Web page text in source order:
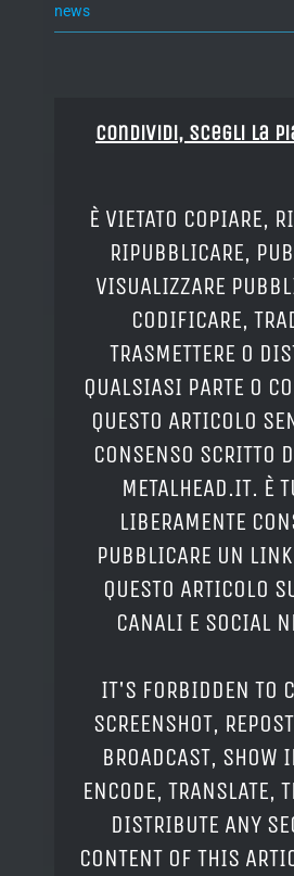
news
Condividi, Scegli la
È VIETATO COPIARE,
RIPUBBLICARE,
VISUALIZZARE
CODIFICARE,
TRASMETTERE O
QUALSIASI PARTE O
QUESTO ARTICOLO
CONSENSO SCRITTO
METALHEAD.IT. È
LIBERAMENTE
PUBBLICARE UN
QUESTO ARTICOLO
CANALI E SOCIAL
IT'S FORBIDDEN TO
SCREENSHOT,
BROADCAST, SHOW
ENCODE, TRANSLATE,
DISTRIBUTE ANY
CONTENT OF THIS